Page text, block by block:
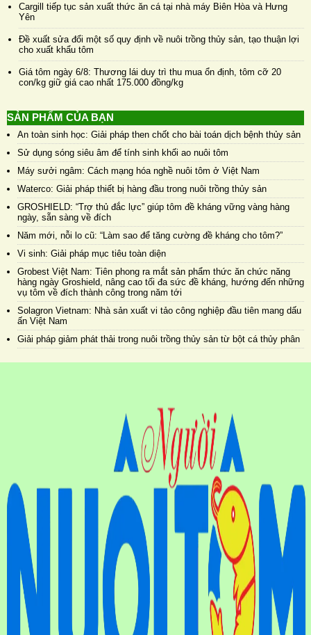
Cargill tiếp tục sản xuất thức ăn cá tại nhà máy Biên Hòa và Hưng
Yên
Đề xuất sửa đổi một số quy định về nuôi trồng thủy sản, tạo thuận lợi
cho xuất khẩu tôm
Giá tôm ngày 6/8: Thương lái duy trì thu mua ổn định, tôm cỡ 20
con/kg giữ giá cao nhất 175.000 đồng/kg
SẢN PHẨM CỦA BẠN
An toàn sinh học: Giải pháp then chốt cho bài toán dịch bệnh thủy sản
Sử dụng sóng siêu âm để tính sinh khối ao nuôi tôm
Máy sưởi ngâm: Cách mạng hóa nghề nuôi tôm ở Việt Nam
Waterco: Giải pháp thiết bị hàng đầu trong nuôi trồng thủy sản
GROSHIELD: “Trợ thủ đắc lực” giúp tôm đề kháng vững vàng hàng
ngày, sẵn sàng về đích
Năm mới, nỗi lo cũ: “Làm sao để tăng cường đề kháng cho tôm?”
Vi sinh: Giải pháp mục tiêu toàn diện
Grobest Việt Nam: Tiên phong ra mắt sản phẩm thức ăn chức năng
hàng ngày Groshield, nâng cao tối đa sức đề kháng, hướng đến những
vụ tôm về đích thành công trong năm tới
Solagron Vietnam: Nhà sản xuất vi tảo công nghiệp đầu tiên mang dấu
ấn Việt Nam
Giải pháp giảm phát thải trong nuôi trồng thủy sản từ bột cá thủy phân